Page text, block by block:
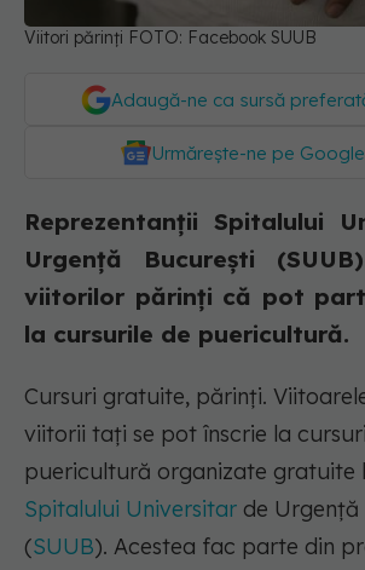
Viitori părinți FOTO: Facebook SUUB
Adaugă-ne ca sursă
Urmărește-ne pe
Reprezentanții Spitalului
Urgență București
viitorilor părinți că pot
la cursurile de puericultură.
Cursuri gratuite, părinți.
viitorii tați se pot înscrie la
puericultură organizate gratuite
Spitalului Universitar de
(SUUB). Acestea fac parte din